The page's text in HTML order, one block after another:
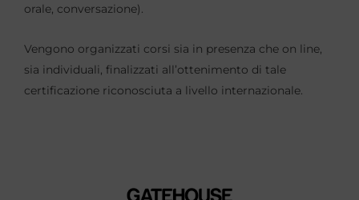
orale, conversazione).
Vengono organizzati corsi sia in presenza che on line,
sia individuali, finalizzati all’ottenimento di tale
certificazione riconosciuta a livello internazionale.